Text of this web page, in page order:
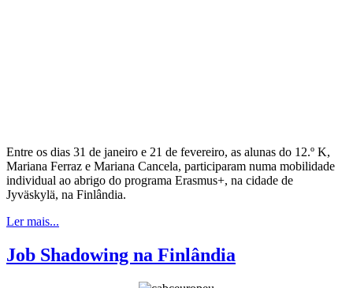
Entre os dias 31 de janeiro e 21 de fevereiro, as alunas do 12.º K,
Mariana Ferraz e Mariana Cancela, participaram numa mobilidade
individual ao abrigo do programa Erasmus+, na cidade de
Jyväskylä, na Finlândia.
Ler mais...
Job Shadowing na Finlândia